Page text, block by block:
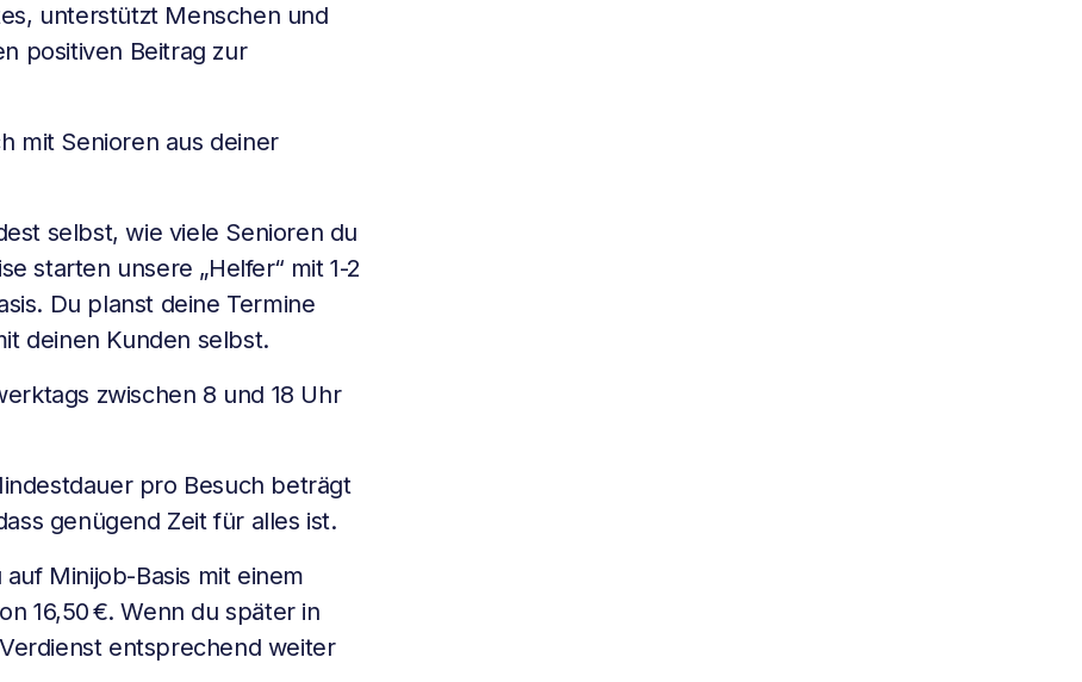
unterstützt Menschen und
positiven Beitrag zur
mit Senioren aus deiner
selbst, wie viele Senioren du
starten unsere „Helfer“ mit 1-2
Du planst deine Termine
deinen Kunden selbst.
zwischen 8 und 18 Uhr
pro Besuch beträgt
genügend Zeit für alles ist.
Minijob-Basis mit einem
16,50 €. Wenn du später in
entsprechend weiter